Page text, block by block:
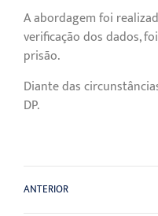
A abordagem foi
verificação dos dados,
prisão.
Diante das
DP.
ANTERIOR